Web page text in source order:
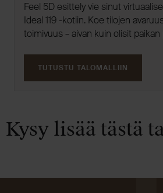
Feel 5D esittely vie sinut
Ideal 119 -kotiin. Koe tilojen
toimivuus – aivan kuin olisit paikan
TUTUSTU TALOMALLIIN
Kysy lisää tästä